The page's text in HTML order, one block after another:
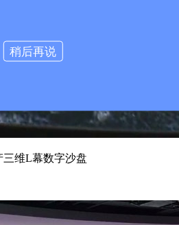
维L幕数字沙盘
稍后再说